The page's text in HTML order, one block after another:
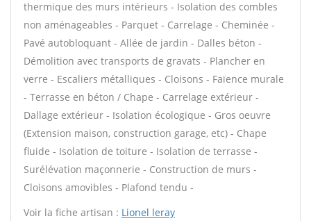
thermique des murs intérieurs - Isolation des combles
non aménageables - Parquet - Carrelage - Cheminée -
Pavé autobloquant - Allée de jardin - Dalles béton -
Démolition avec transports de gravats - Plancher en
verre - Escaliers métalliques - Cloisons - Faïence murale
- Terrasse en béton / Chape - Carrelage extérieur -
Dallage extérieur - Isolation écologique - Gros oeuvre
(Extension maison, construction garage, etc) - Chape
fluide - Isolation de toiture - Isolation de terrasse -
Surélévation maçonnerie - Construction de murs -
Cloisons amovibles - Plafond tendu -
Voir la fiche artisan : Lionel leray